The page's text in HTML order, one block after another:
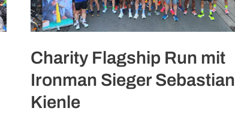
Charity Flagship Run mit
Ironman Sieger Sebastian
Kienle